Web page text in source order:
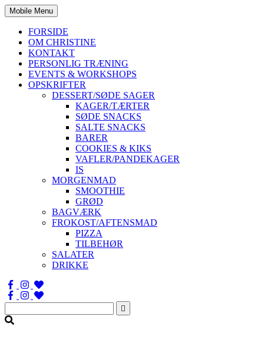
Mobile Menu
FORSIDE
OM CHRISTINE
KONTAKT
PERSONLIG TRÆNING
EVENTS & WORKSHOPS
OPSKRIFTER
DESSERT/SØDE SAGER
KAGER/TÆRTER
SØDE SNACKS
SALTE SNACKS
BARER
COOKIES & KIKS
VAFLER/PANDEKAGER
IS
MORGENMAD
SMOOTHIE
GRØD
BAGVÆRK
FROKOST/AFTENSMAD
PIZZA
TILBEHØR
SALATER
DRIKKE
Søg
efter: